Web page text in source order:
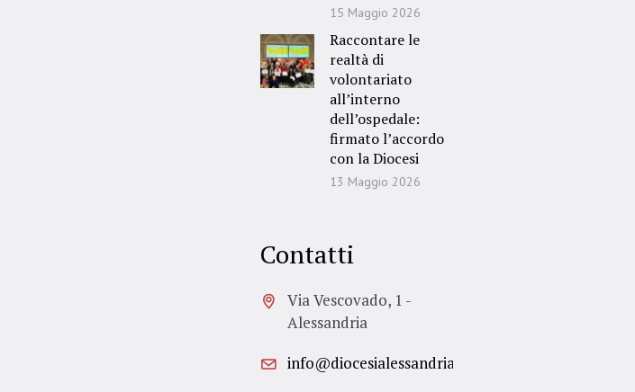
15 Maggio 2026
Raccontare le
realtà di
volontariato
all’interno
dell’ospedale:
firmato l’accordo
con la Diocesi
13 Maggio 2026
Contatti
Via Vescovado, 1 -
Alessandria
info@diocesialessandria.it